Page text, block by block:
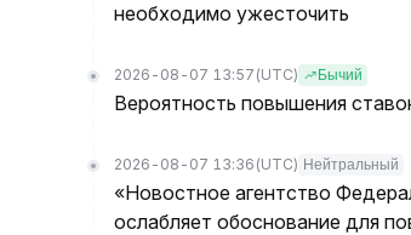
необходимо ужесточить
2026-08-07 13:57 (UTC) Бычий
Вероятность повышения
2026-08-07 13:36 (UTC) Нейтральный
«Новостное агентство
ослабляет обоснование для